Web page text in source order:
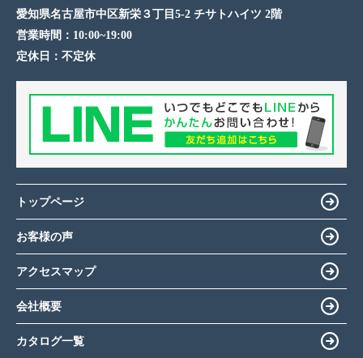
愛知県名古屋市中区新栄３丁目5-2 チサトハイツ 2階
営業時間： 10:00~19:00
定休日： 不定休
トップページ
お客様の声
アクセスマップ
会社概要
カタログ一覧